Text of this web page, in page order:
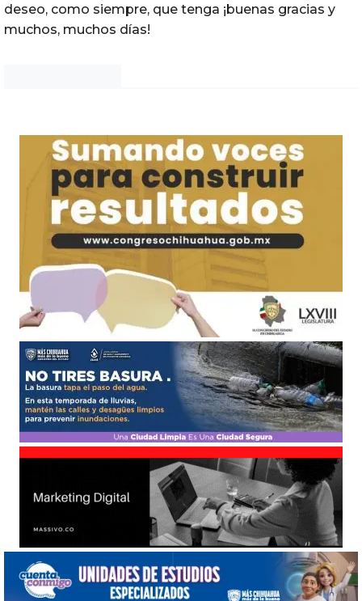
deseo, como siempre, que tenga ¡buenas gracias y
muchos, muchos días!